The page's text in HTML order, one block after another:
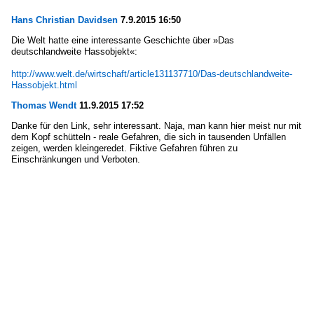
Hans Christian Davidsen 7.9.2015 16:50
Die Welt hatte eine interessante Geschichte über »Das
deutschlandweite Hassobjekt«:
http://www.welt.de/wirtschaft/article131137710/Das-deutschlandweite-
Hassobjekt.html
Thomas Wendt11.9.2015 17:52
Danke für den Link, sehr interessant. Naja, man kann hier meist nur mit
dem Kopf schütteln - reale Gefahren, die sich in tausenden Unfällen
zeigen, werden kleingeredet. Fiktive Gefahren führen zu
Einschränkungen und Verboten.